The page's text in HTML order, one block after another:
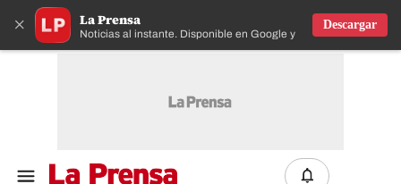
× La Prensa
Noticias al instante. Disponible en Google y IOS
Descargar